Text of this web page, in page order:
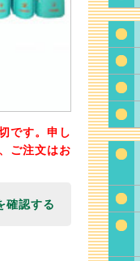
です。申し
ご注文はお
確認する